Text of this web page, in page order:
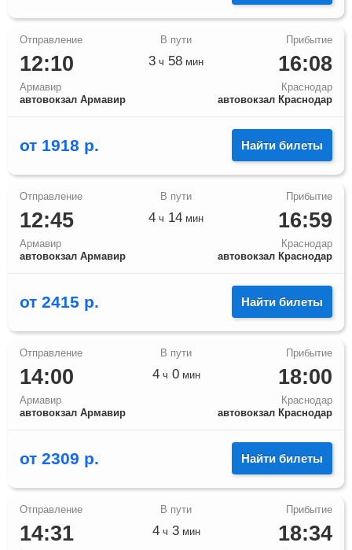
12:10
Армавир
автовокзал Армавир
16:08
Краснодар
автовокзал Краснодар
3 ч 58 мин
от 1918 р. Найти билеты
12:45
Армавир
автовокзал Армавир
16:59
Краснодар
автовокзал Краснодар
4 ч 14 мин
от 2415 р. Найти билеты
14:00
Армавир
автовокзал Армавир
18:00
Краснодар
автовокзал Краснодар
4ч 0мин
от 2309 р. Найти билеты
14:31 18:34
4ч 3мин